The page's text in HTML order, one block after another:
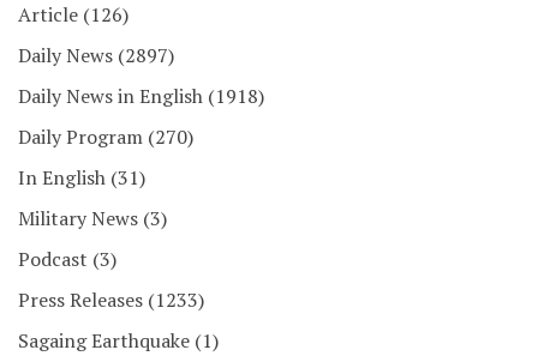
Article (126)
Daily News (2897)
Daily News in English (1918)
Daily Program (270)
In English (31)
Military News (3)
Podcast (3)
Press Releases (1233)
Sagaing Earthquake (1)